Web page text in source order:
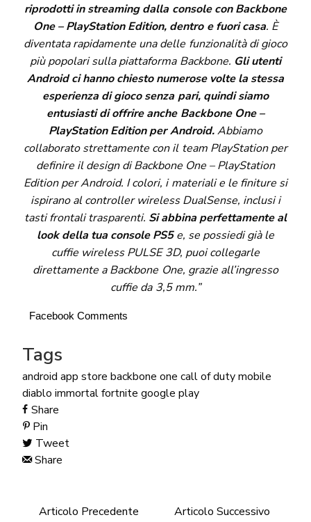
riprodotti in streaming dalla console con Backbone
One – PlayStation Edition, dentro e fuori casa. È
diventata rapidamente una delle funzionalità di gioco
più popolari sulla piattaforma Backbone. Gli utenti
Android ci hanno chiesto numerose volte la stessa
esperienza di gioco senza pari, quindi siamo
entusiasti di offrire anche Backbone One –
PlayStation Edition per Android.Abbiamo
collaborato strettamente con il team PlayStation per
definire il design di Backbone One – PlayStation
Edition per Android. I colori, i materiali e le finiture si
ispirano al controller wireless DualSense, inclusi i
tasti frontali trasparenti. Si abbina perfettamente al
look della tua console PS5e, se possiedi già le
cuffie wireless PULSE 3D, puoi collegarle
direttamente a Backbone One, grazie all’ingresso
cuffie da 3,5 mm.”
Facebook Comments
Tags
android app store backbone one call of duty mobile
diablo immortalfortnite google play
Share
Pin
Tweet
Share
Articolo Precedente
Articolo Successivo